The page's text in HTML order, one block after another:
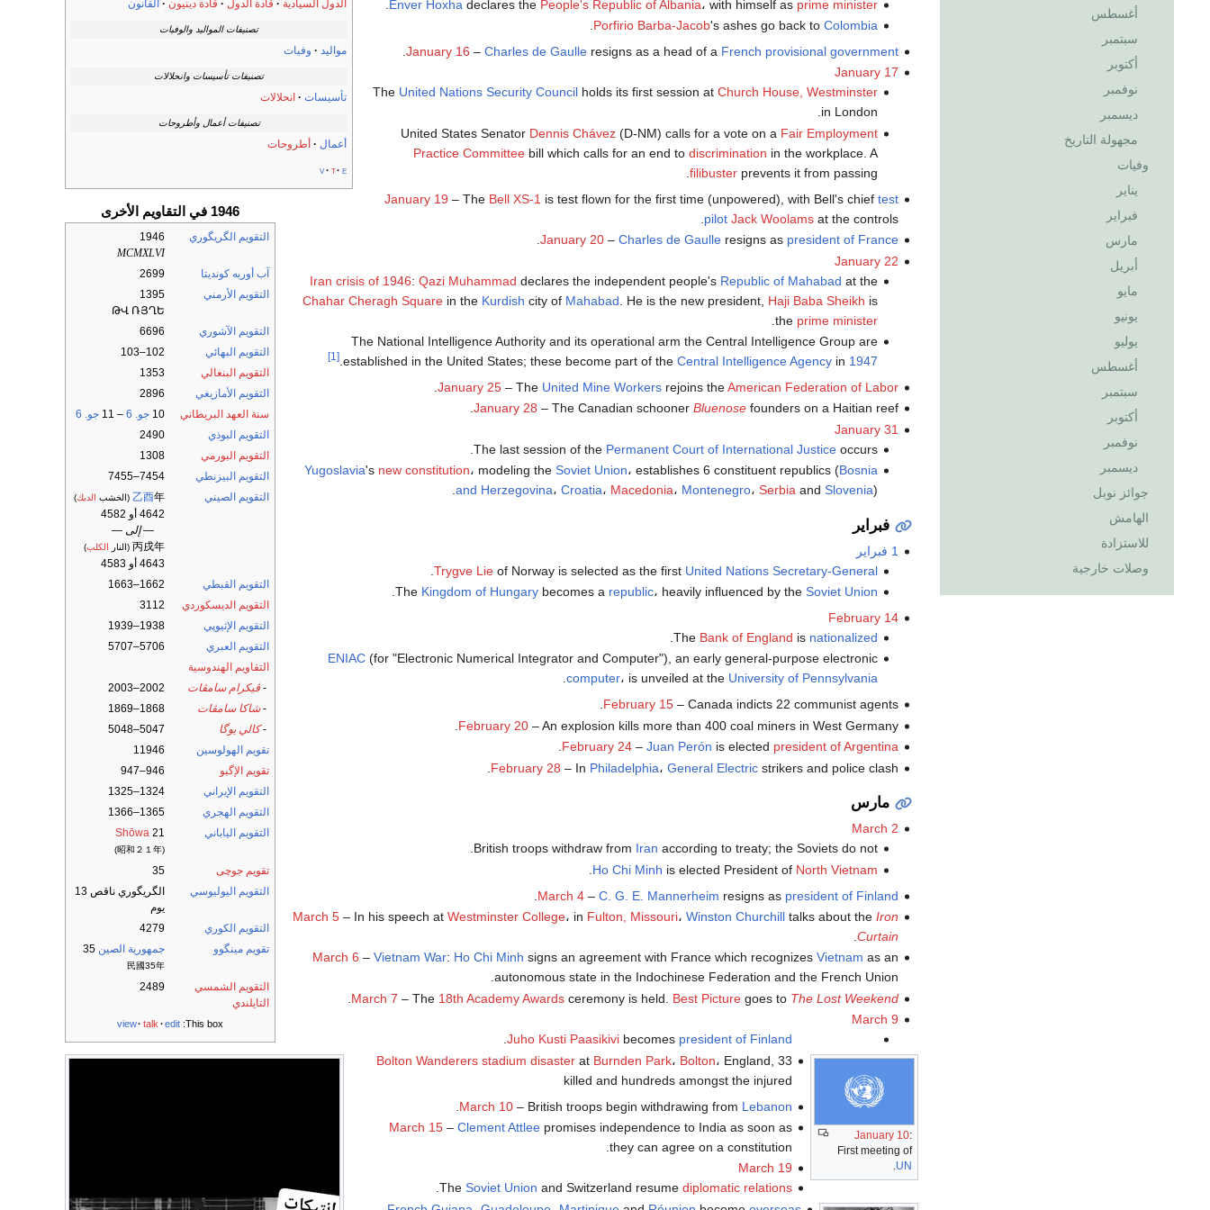
أغسطس
سبتمبر
أكتوبر
نوفمبر
ديسمبر
مجهولة التاريخ
وفيات
يناير
فبراير
مارس
أبريل
مايو
يونيو
يوليو
أغسطس
سبتمبر
أكتوبر
نوفمبر
ديسمبر
جوائز نوبل
الهامش
للاستزادة
وصلات خارجية
الدول السيادية قادة الدول قادة دينيون القانون
تصنيفات المواليد والوفيات
مواليد وفيات
تصنيفات تأسيسات وانحلالات
تأسيسات انحلالات
تصنيفات أعمال وأطروحات
أعمال أطروحات
v t e
1946 في التقاويم الأخرى
التقويم الگريگوري
1946
MCMXLVI
آب أوربه كونديتا
2699
التقويم الأرمني
1395
ԹՎ ՌՅՂԵ
التقويم الآشوري
6696
التقويم البهائي
102–103
التقويم البنغالي
1353
التقويم الأمازيغي
2896
سنة العهد البريطاني
10 جو. 6 – 11
جو. 6
التقويم البوذي
2490
التقويم البورمي
1308
التقويم البيزنطي
7454–7455
التقويم الصيني
乙酉年 (الخشب الديك)
4642 أو 4582
— إلى —
丙戌年 (النار الكلب)
4643 أو 4583
التقويم القبطي
1662–1663
التقويم الديسكوردي
3112
التقويم الإثيوپي
1938–1939
التقويم العبري
5706–5707
التقاويم الهندوسية
- ڤيكرام سامڤات
2002–2003
-شاكا سامڤات
1868–1869
-كالي يوگا
5047–5048
تقويم الهولوسين
11946
تقويم الإگبو
946–947
التقويم الإيراني
1324–1325
التقويم الهجري
1365–1366
التقويم الياباني
Shōwa 21
(昭和２１年)
تقويم جوچى
35
التقويم اليوليوسي
الگريگوري ناقص 13
يوم
التقويم الكوري
4279
تقويم مينگوو
جمهورية الصين
民國35年
التقويم الشمسي
التايلندي
2489
This box:
view talk edit
January 10:
First meeting of
UN
Enver Hoxha declares the People's Republic of Albania، with himself as prime minister
Porfirio Barba-Jacob's ashes go back toColombia
January 16 – Charles de Gaulleresigns as a head of a French provisional government
January 17
The United Nations Security Council holds its first session atChurch House, Westminster
in London.
United States Senator Dennis Chávez (D-NM) calls for a vote on a Fair Employment
Practice Committee bill which calls for an end todiscrimination in the workplace. A
filibuster prevents it from passing.
January 19 – The Bell XS-1 is test flown for the first time (unpowered), with Bell's chief test
pilot Jack Woolamsat the controls.
January 20– Charles de Gaulleresigns as president of France
January 22
Iran crisis of 1946:Qazi Muhammad declares the independent people's Republic of Mahabad at the
Chahar Cheragh Square in the Kurdish city of Mahabad . He is the new president, Haji Baba Sheikh is
the prime minister
.
The National Intelligence Authority and its operational arm the Central Intelligence Group are
established in the United States; these become part of theCentral Intelligence Agency in 1947
.
[1]
January 25– The United Mine Workersrejoins theAmerican Federation of Labor
January 28 – The Canadian schooner Bluenosefounders on a Haitian reef.
January 31
The last session of the Permanent Court of International Justice occurs.
Yugoslavia's new constitution، modeling theSoviet Union، establishes 6 constituent republics (Bosnia
and Herzegovina،Croatia، Macedonia، Montenegro،Serbia andSlovenia).
فبراير
1 فبراير
Trygve Lie of Norway is selected as the first United Nations Secretary-General
.
The Kingdom of Hungary becomes a republic، heavily influenced by theSoviet Union
.
February 14
The Bank of England is nationalized
.
ENIAC (for "Electronic Numerical Integrator and Computer"), an early general-purpose electronic
computer، is unveiled at the University of Pennsylvania
.
February 15– Canada indicts 22 communist agents.
February 20– An explosion kills more than 400 coal miners in West Germany.
February 24– Juan Perón is elected president of Argentina
.
February 28 – In Philadelphia، General Electricstrikers and police clash.
مارس
March 2
British troops withdraw from Iran according to treaty; the Soviets do not.
Ho Chi Minh is elected President of North Vietnam
March 4– C. G. E. Mannerheim resigns as president of Finland
March 5– In his speech at Westminster College، in Fulton, Missouri، Winston Churchilltalks about the Iron
Curtain
March 6 – Vietnam War: Ho Chi Minh signs an agreement with France which recognizes Vietnam as an
autonomous state in the Indochinese Federation and the French Union.
March 7 – The 18th Academy Awardsceremony is held. Best Picturegoes to The Lost Weekend
March 9
Juho Kusti Paasikivi becomes president of Finland
.
Bolton Wanderers stadium disaster at Burnden Park، Bolton، England, 33
killed and hundreds amongst the injured
March 10 – British troops begin withdrawing from Lebanon
March 15 –Clement Attlee promises independence to India as soon as
they can agree on a constitution.
March 19
TheSoviet Union and Switzerland resumediplomatic relations
.